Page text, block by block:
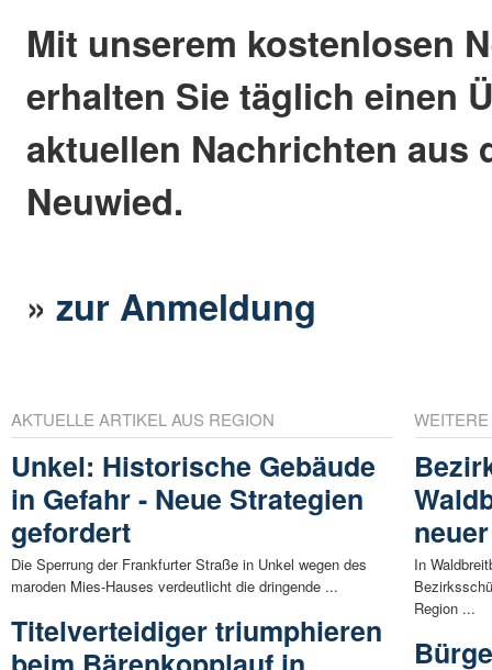
Mit unserem kostenlosen
erhalten Sie täglich einen
aktuellen Nachrichten aus
Neuwied.
»zur Anmeldung
AKTUELLE ARTIKEL AUS REGION
Unkel: Historische Gebäude
in Gefahr - Neue Strategien
gefordert
Die Sperrung der Frankfurter Straße in Unkel wegen des
maroden Mies-Hauses verdeutlicht die dringende ...
Titelverteidiger triumphieren
In
Region ...